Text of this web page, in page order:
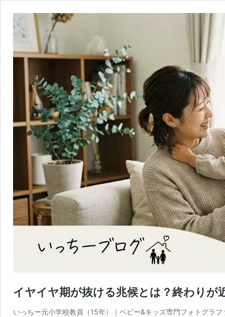
イヤイヤ期が抜ける兆候とは？終わり
いっちー元小学校教員（15年）｜ベビー&キッズ専門フォトグ